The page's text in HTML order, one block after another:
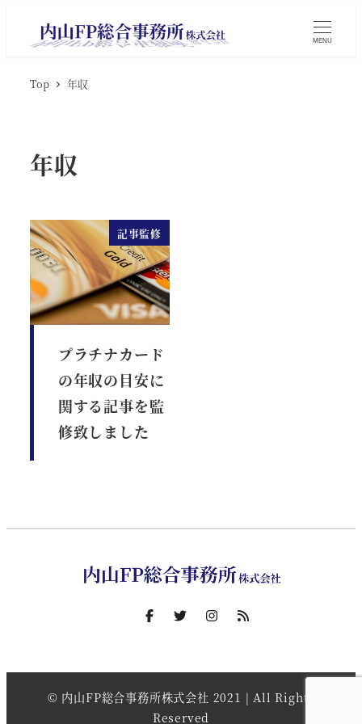
MENU
Top 年収
年収
記事監修
プラチナカード
の年収の目安に
関する記事を監
修致しました
© 内山FP総合事務所株式会社 2021 | All Rights
Reserved